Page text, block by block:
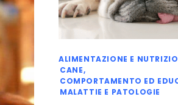
ALIMENTAZIONE E
CANE
COMPORTAMENTO ED
MALATTIE E PATOLOGIE